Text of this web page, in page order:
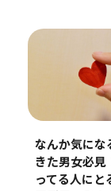
なんか気にな
きた男女必見
ってる人にと